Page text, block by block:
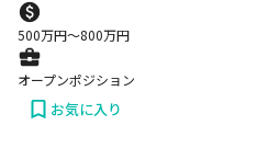
500万円〜800万円
オープンポジション
お気に入り